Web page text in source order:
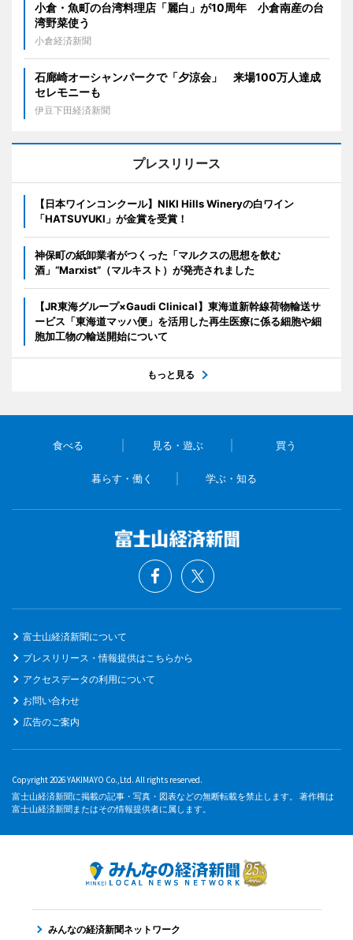
小倉・魚町の台湾料理店「麗白」が10周年 小倉南産の台
湾野菜使う
小倉経済新聞
石廊崎オーシャンパークで「夕涼会」 来場100万人達成
セレモニーも
伊豆下田経済新聞
プレスリリース
【日本ワインコンクール】NIKI Hills Wineryの白ワイン
「HATSUYUKI」が金賞を受賞！
神保町の紙卸業者がつくった「マルクスの思想を飲む
酒」“Marxist”（マルキスト）が発売されました
【JR東海グループ×Gaudi Clinical】東海道新幹線荷物輸送サ
ービス「東海道マッハ便」を活用した再生医療に係る細胞や細
胞加工物の輸送開始について
もっと見る
食べる 見る・遊ぶ 買う
暮らす・働く 学ぶ・知る
富士山経済新聞について
プレスリリース・情報提供はこちらから
アクセスデータの利用について
お問い合わせ
広告のご案内
Copyright 2026 YAKIMAYO Co.,Ltd. All rights reserved.
富士山経済新聞に掲載の記事・写真・図表などの無断転載を禁止します。 著作権は
富士山経済新聞またはその情報提供者に属します。
みんなの経済新聞ネットワーク